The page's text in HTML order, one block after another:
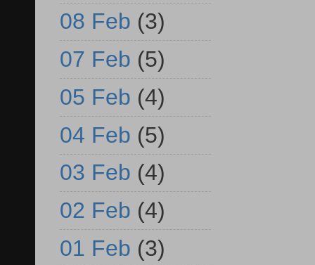
08 Feb (3)
07 Feb (5)
05 Feb (4)
04 Feb (5)
03 Feb (4)
02 Feb (4)
01 Feb (3)